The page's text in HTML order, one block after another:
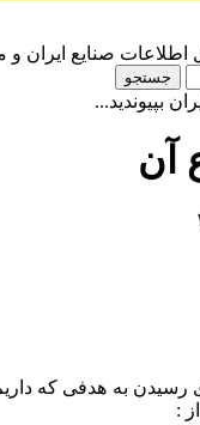
صنایع ایران
بپیوندید...
آن
رسیدن به هدفی که
: